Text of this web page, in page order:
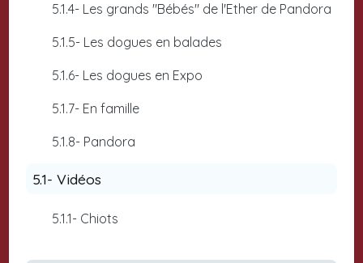
5.1.4- Les grands "Bébés" de l'Ether de Pandora
5.1.5- Les dogues en balades
5.1.6- Les dogues en Expo
5.1.7- En famille
5.1.8- Pandora
5.1- Vidéos
5.1.1- Chiots